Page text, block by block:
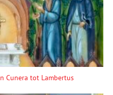
Cunera tot Lambertus